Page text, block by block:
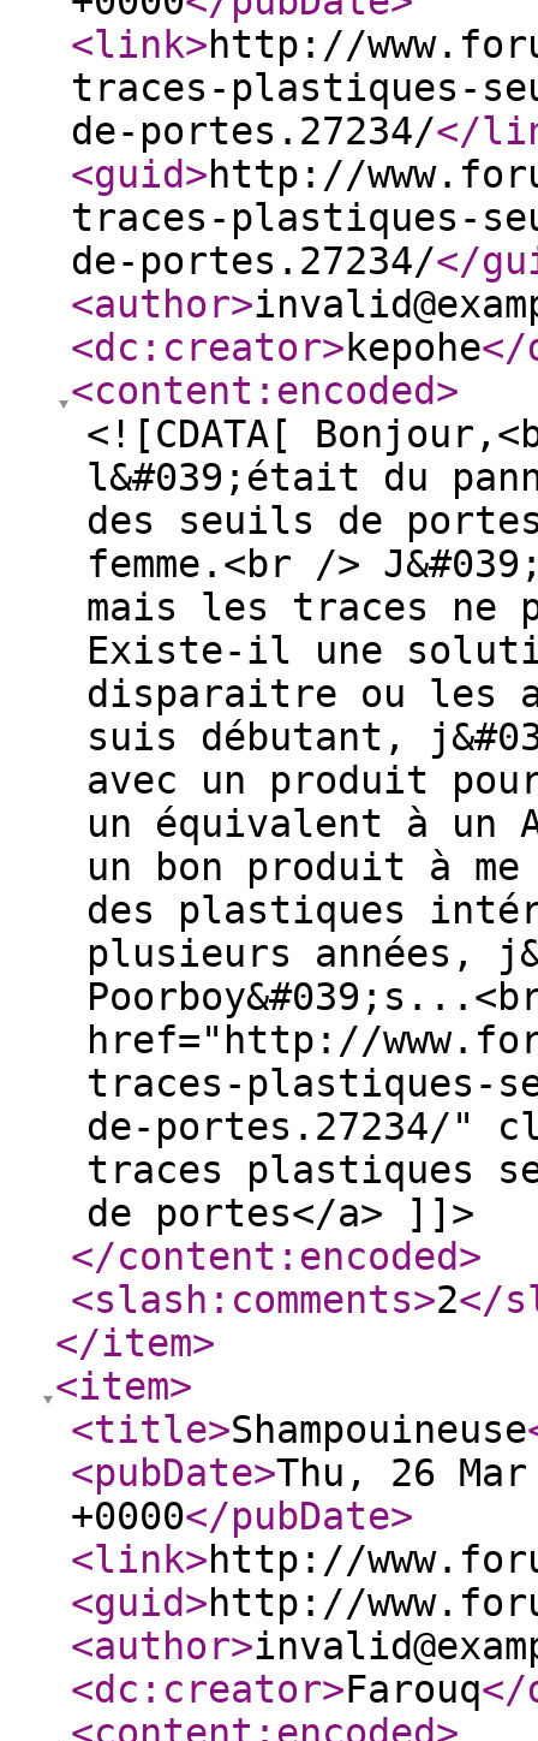
<link>http://
traces-plastiques-
de-portes.27234/</
<guid>http://
traces-plastiques-
de-portes.27234/</
<author>
<dc:creator>kepohe</
<content:encoded>
<![CDATA[
l&#039;était du
des seuils de
femme.<br />
mais les traces ne
Existe-il une
disparaitre ou les
suis débutant,
avec un produit
un équivalent à un
un bon produit à
des plastiques
plusieurs années,
href="http://
traces-plastiques-
de-portes.27234/"
traces plastiques
de portes</a> ]]>
</content:encoded>
<slash:comments>2</
</item>
<item>
<title>Shampouineuse
<pubDate>Thu, 26
+0000</pubDate>
<link>http://
<guid>http://
<author>
<dc:creator>Farouq</